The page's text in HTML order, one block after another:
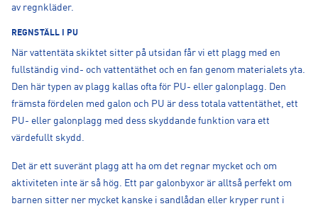
av regnkläder.
REGNSTÄLL I PU
När vattentäta skiktet sitter på utsidan får vi ett plagg med en
fullständig vind- och vattentäthet och en fan genom materialets yta.
Den här typen av plagg kallas ofta för PU- eller galonplagg. Den
främsta fördelen med galon och PU är dess totala vattentäthet, ett
PU- eller galonplagg med dess skyddande funktion vara ett
värdefullt skydd.
Det är ett suveränt plagg att ha om det regnar mycket och om
aktiviteten inte är så hög. Ett par galonbyxor är alltså perfekt om
barnen sitter ner mycket kanske i sandlådan eller kryper runt i